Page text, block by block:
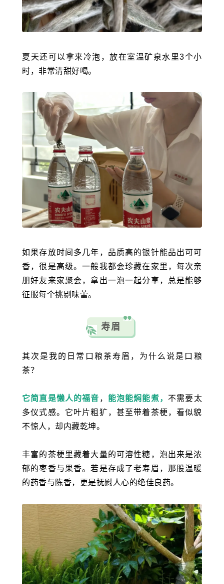
夏天还可以拿来冷泡，放在室温矿泉水里3个小
时，非常清甜好喝。
如果存放时间多几年，品质高的银针能品出可可
香，很是高级。一般我都会珍藏在家里，每次亲
朋好友来家聚会，拿出一泡一起分享，总是能够
征服每个挑剔味蕾。
寿眉
其次是我的日常口粮茶寿眉，为什么说是口粮
茶？
它简直是懒人的福音 ， 能泡能焖能煮， 不需要太
多仪式感。它叶片粗犷，甚至带着茶梗，看似貌
不惊人，却内藏乾坤。
丰富的茶梗里藏着大量的可溶性糖，泡出来是浓
郁的枣香与果香。若是存成了老寿眉，那股温暖
的药香与陈香，更是抚慰人心的绝佳良药。